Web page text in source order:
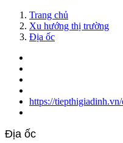
Trang chủ
Xu hướng thị trường
Địa ốc
https://
Địa ốc